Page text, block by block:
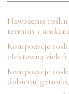
Nawożenie
terminy i
Kompozycje
efektowną
Kompozycje
dobierać gatunki,